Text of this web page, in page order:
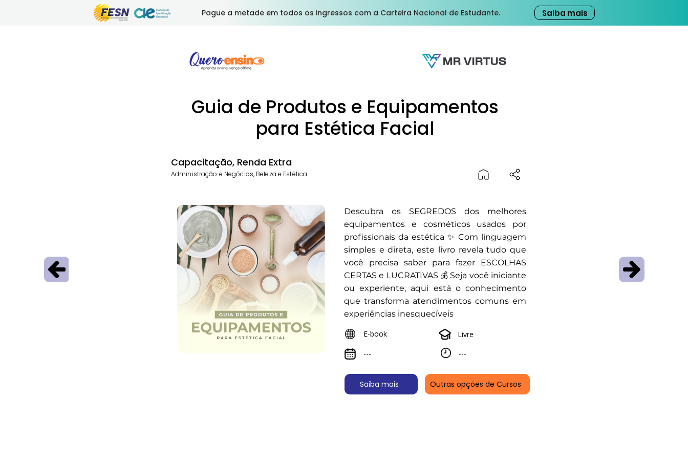
Pague a metade em todos os ingressos com a Carteira Nacional de Estudante. Saiba mais
Guia de Produtos e Equipamentos
para Estética Facial
Capacitação, Renda Extra
Administração e Negócios, Beleza e Estética
Descubra os SEGREDOS dos melhores
equipamentos e cosméticos usados por
profissionais da estética ✨ Com linguagem
simples e direta, este livro revela tudo que
você precisa saber para fazer ESCOLHAS
CERTAS e LUCRATIVAS 💰 Seja você iniciante
ou experiente, aqui está o conhecimento
que transforma atendimentos comuns em
experiências inesquecíveis
E-book
Livre
---
---
Saiba mais Outras opções de Cursos